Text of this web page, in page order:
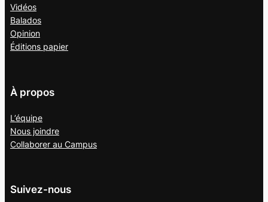
Vidéos
Balados
Opinion
Éditions papier
À propos
L’équipe
Nous joindre
Collaborer au Campus
Suivez-nous